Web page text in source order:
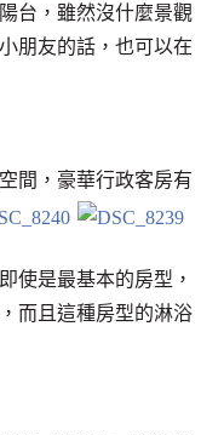
台，雖然沒什麼景觀
朋友的話，也可以在
間，豪華行政客房有
使是最基本的房型，
而且這種房型的淋浴